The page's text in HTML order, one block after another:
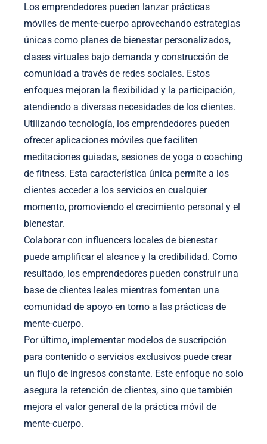
Los emprendedores pueden lanzar prácticas
móviles de mente-cuerpo aprovechando estrategias
únicas como planes de bienestar personalizados,
clases virtuales bajo demanda y construcción de
comunidad a través de redes sociales. Estos
enfoques mejoran la flexibilidad y la participación,
atendiendo a diversas necesidades de los clientes.
Utilizando tecnología, los emprendedores pueden
ofrecer aplicaciones móviles que faciliten
meditaciones guiadas, sesiones de yoga o coaching
de fitness. Esta característica única permite a los
clientes acceder a los servicios en cualquier
momento, promoviendo el crecimiento personal y el
bienestar.
Colaborar con influencers locales de bienestar
puede amplificar el alcance y la credibilidad. Como
resultado, los emprendedores pueden construir una
base de clientes leales mientras fomentan una
comunidad de apoyo en torno a las prácticas de
mente-cuerpo.
Por último, implementar modelos de suscripción
para contenido o servicios exclusivos puede crear
un flujo de ingresos constante. Este enfoque no solo
asegura la retención de clientes, sino que también
mejora el valor general de la práctica móvil de
mente-cuerpo.